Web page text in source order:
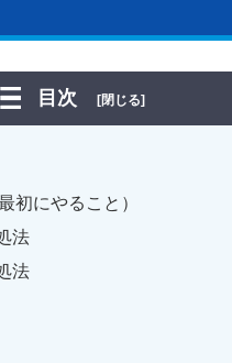
目次 [閉じる]
初にやること）
法
法